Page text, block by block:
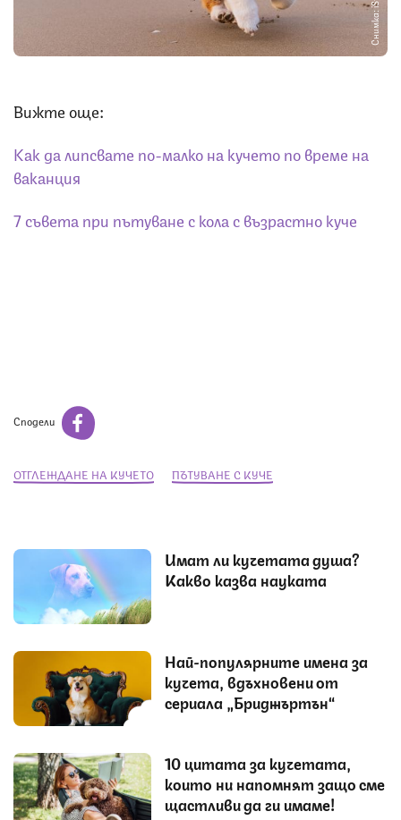
Снимка: iStock
Вижте още:
Как да липсвате по-малко на кучето по време на
ваканция
7 съвета при пътуване с кола с възрастно куче
Сподели
ОТГЛЕЖДАНЕ НА КУЧЕТО ПЪТУВАНЕ С КУЧЕ
Имат ли кучетата душа?
Какво казва науката
Най-популярните имена за
кучета, вдъхновени от
сериала „Бриджъртън“
10 цитата за кучетата,
които ни напомнят защо сме
щастливи да ги имаме!